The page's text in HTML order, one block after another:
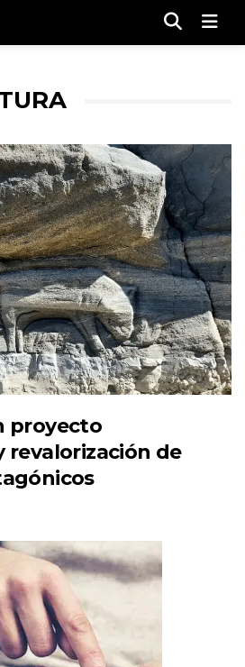
proyecto
revalorización de